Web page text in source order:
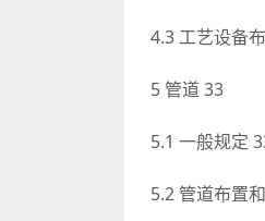
4.3 工艺设备
5 管道 33
5.1 一般规定
5.2 管道布置